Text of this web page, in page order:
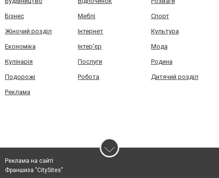
Бізнес Меблі Спорт
Жіночий розділ Інтернет Культура
Економіка Інтер'єр Мода
Кулінарія Послуги Родина
Подорожі Робота Дитячий розділ
Реклама
Реклама на сайті
Франшиза "CitySites"